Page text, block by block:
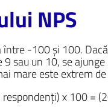
NPS
-100 și 100.
sau un 10, se
mare este extrem
x 100 =